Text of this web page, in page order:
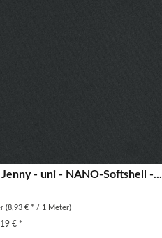
- uni - NANO-Softshell -...
(8,93 € * / 1 Meter)
€ *